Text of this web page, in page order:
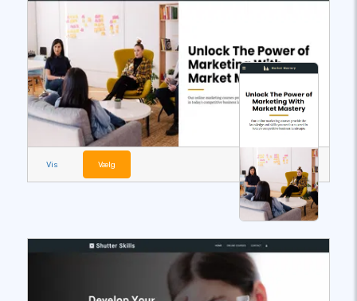
Vis Vælg